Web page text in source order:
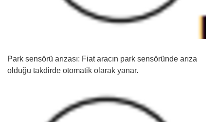
Park sensörü arızası: Fiat aracın park sensöründe arıza
olduğu takdirde otomatik olarak yanar.